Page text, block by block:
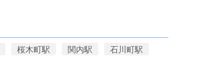
桜木町駅 関内駅
石川町駅